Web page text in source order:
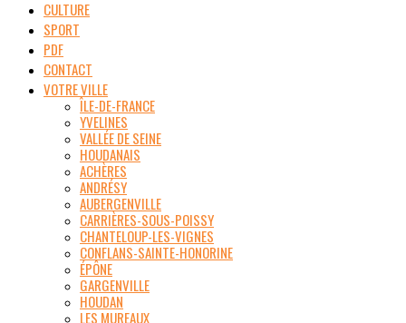
CULTURE
SPORT
PDF
CONTACT
VOTRE VILLE
ÎLE-DE-FRANCE
YVELINES
VALLÉE DE SEINE
HOUDANAIS
ACHÈRES
ANDRÉSY
AUBERGENVILLE
CARRIÈRES-SOUS-POISSY
CHANTELOUP-LES-VIGNES
CONFLANS-SAINTE-HONORINE
ÉPÔNE
GARGENVILLE
HOUDAN
LES MUREAUX